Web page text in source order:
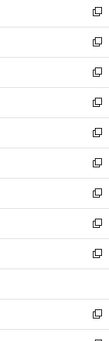
く
で
開
く
ド
ウ
で
開
く
い
ウ
ィ
ン
ド
ウ
で
開
く
新
し
い
ウ
ィ
ン
ド
ウ
で
開
く
新
し
い
ウ
ィ
ン
ド
ウ
で
開
く
新
し
い
ウ
ィ
ン
ド
ウ
で
開
く
新
し
い
ウ
ィ
ン
ド
ウ
で
開
く
新
し
い
ウ
ィ
ン
ド
ウ
で
開
新
し
い
ウ
ィ
ン
ド
ウ
開
く
新
し
い
ウ
ィ
ン
ウ
で
開
新
し
い
ウ
ン
ド
ウ
新
し
ウ
ィ
ン
新
し